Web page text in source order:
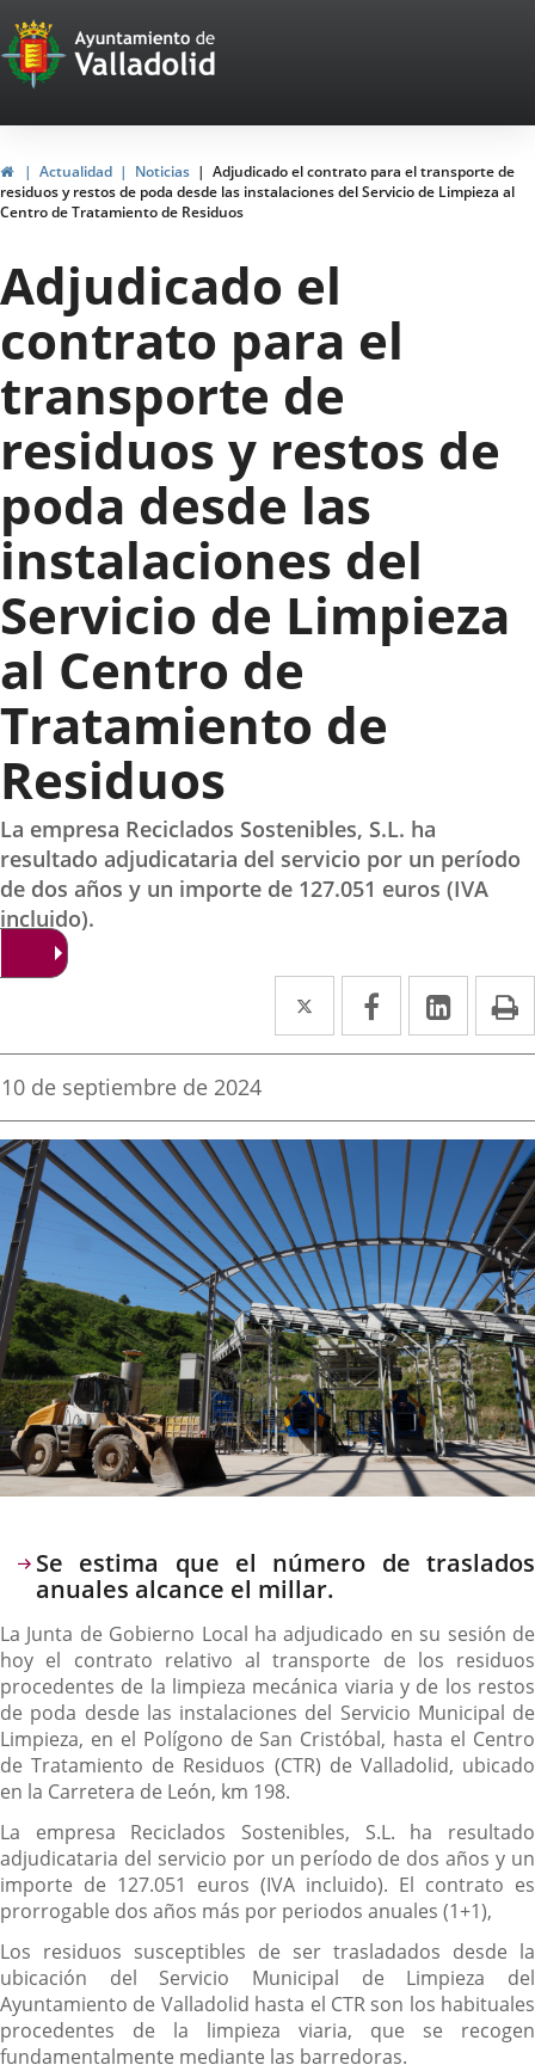
Portal
Web
del
Ayuntamiento
de
Valladolid
InicioActualidad Noticias
Adjudicado el contrato para el transporte de
residuos y restos de poda desde las instalaciones del Servicio de Limpieza al
Centro de Tratamiento de Residuos
Adjudicado el
contrato para el
transporte de
residuos y restos de
poda desde las
instalaciones del
Servicio de Limpieza
al Centro de
Tratamiento de
Residuos
La empresa Reciclados Sostenibles, S.L. ha
resultado adjudicataria del servicio por un período
de dos años y un importe de 127.051 euros (IVA
incluido).
Twitter
Enlace
a
aplicación
externa.
Facebook
Enlace
a
aplicación
externa.
Enlace
a
Fecha
la
noticia
10 de septiembre de 2024
Descripción
Se estima que el número de traslados
anuales alcance el millar.
La Junta de Gobierno Local ha adjudicado en su sesión de
hoy el contrato relativo al transporte de los residuos
procedentes de la limpieza mecánica viaria y de los restos
de poda desde las instalaciones del Servicio Municipal de
Limpieza, en el Polígono de San Cristóbal, hasta el Centro
de Tratamiento de Residuos (CTR) de Valladolid, ubicado
en la Carretera de León, km 198.
La empresa Reciclados Sostenibles, S.L. ha resultado
adjudicataria del servicio por un período de dos años y un
importe de 127.051 euros (IVA incluido). El contrato es
prorrogable dos años más por periodos anuales (1+1),
Los residuos susceptibles de ser trasladados desde la
ubicación del Servicio Municipal de Limpieza del
Ayuntamiento de Valladolid hasta el CTR son los habituales
procedentes de la limpieza viaria, que se recogen
fundamentalmente mediante las barredoras.